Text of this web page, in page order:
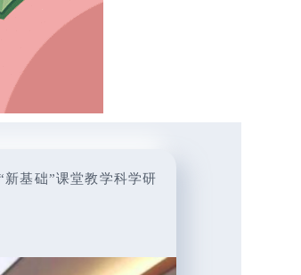
基础”课堂教学科学研